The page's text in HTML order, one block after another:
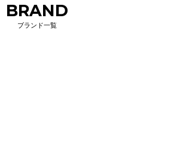
BRAND
ブランド一覧